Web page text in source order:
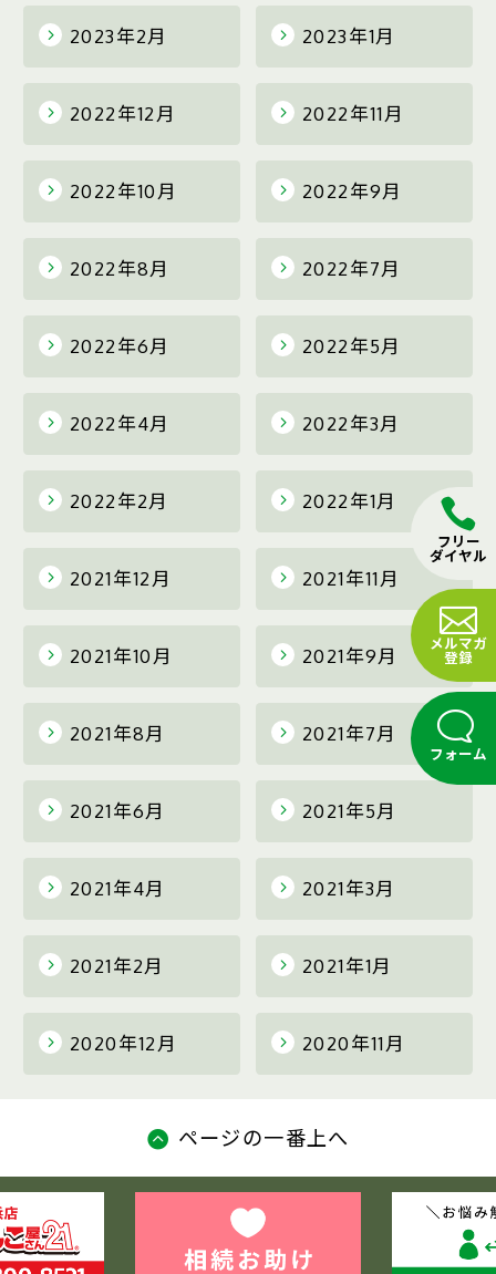
フリー
ダイヤル
メルマガ
登録
フォーム
2023年2月 2023年1月
2022年12月 2022年11月
2022年10月 2022年9月
2022年8月 2022年7月
2022年6月 2022年5月
2022年4月 2022年3月
2022年2月 2022年1月
2021年12月 2021年11月
2021年10月 2021年9月
2021年8月 2021年7月
2021年6月 2021年5月
2021年4月 2021年3月
2021年2月 2021年1月
2020年12月 2020年11月
ページの一番上へ